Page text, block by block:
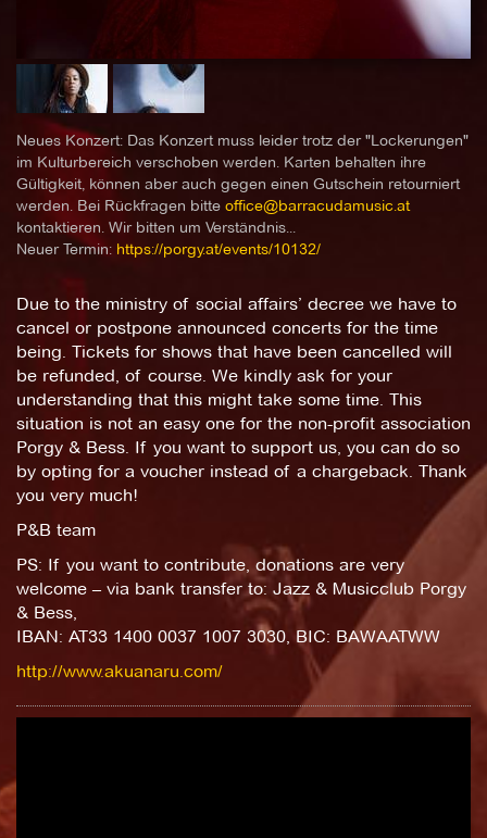
Neues Konzert: Das Konzert muss leider trotz der "Lockerungen"
im Kulturbereich verschoben werden. Karten behalten ihre
Gültigkeit, können aber auch gegen einen Gutschein retourniert
werden. Bei Rückfragen bitte office@barracudamusic.at
kontaktieren. Wir bitten um Verständnis...
Neuer Termin: https://porgy.at/events/10132/
Due to the ministry of social affairs’ decree we have to
cancel or postpone announced concerts for the time
being. Tickets for shows that have been cancelled will
be refunded, of course. We kindly ask for your
understanding that this might take some time. This
situation is not an easy one for the non-profit association
Porgy & Bess. If you want to support us, you can do so
by opting for a voucher instead of a chargeback. Thank
you very much!
P&B team
PS: If you want to contribute, donations are very
welcome – via bank transfer to: Jazz & Musicclub Porgy
& Bess,
IBAN: AT33 1400 0037 1007 3030, BIC: BAWAATWW
http://www.akuanaru.com/